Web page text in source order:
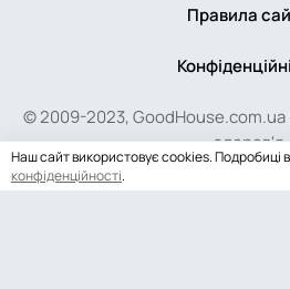
© 2009-2023, GoodHouse.com.ua
здоров'я
Правила
Наш сайт використовує cookies. Подробиці в
конфіденційності.